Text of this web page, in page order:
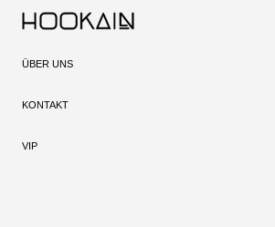
ÜBER UNS
KONTAKT
VIP